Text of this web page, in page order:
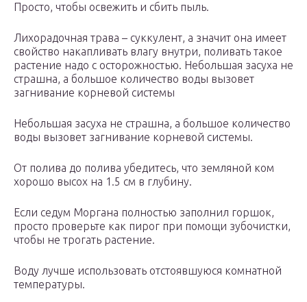
Просто, чтобы освежить и сбить пыль.
Лихорадочная трава – суккулент, а значит она имеет
свойство накапливать влагу внутри, поливать такое
растение надо с осторожностью. Небольшая засуха не
страшна, а большое количество воды вызовет
загнивание корневой системы
Небольшая засуха не страшна, а большое количество
воды вызовет загнивание корневой системы.
От полива до полива убедитесь, что земляной ком
хорошо высох на 1.5 см в глубину.
Если седум Моргана полностью заполнил горшок,
просто проверьте как пирог при помощи зубочистки,
чтобы не трогать растение.
Воду лучше использовать отстоявшуюся комнатной
температуры.